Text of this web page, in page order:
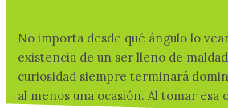
No importa desde qué ángulo lo
existencia de un ser lleno de
curiosidad siempre terminará
al menos una ocasión. Al tomar